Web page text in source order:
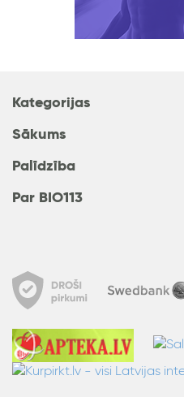
Kategorijas
Sākums
Palīdzība
Par BIO113